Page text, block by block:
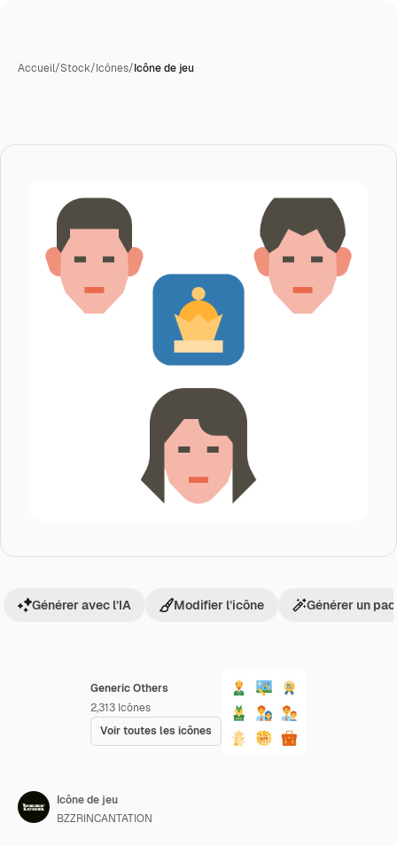
Accueil/Stock/Icônes/Icône de jeu
Generic Others
2,313 Icônes
Voir toutes les icônes
Générer avec l’IA Modifier l’icône Générer un
Icône de jeu
BZZRINCANTATION